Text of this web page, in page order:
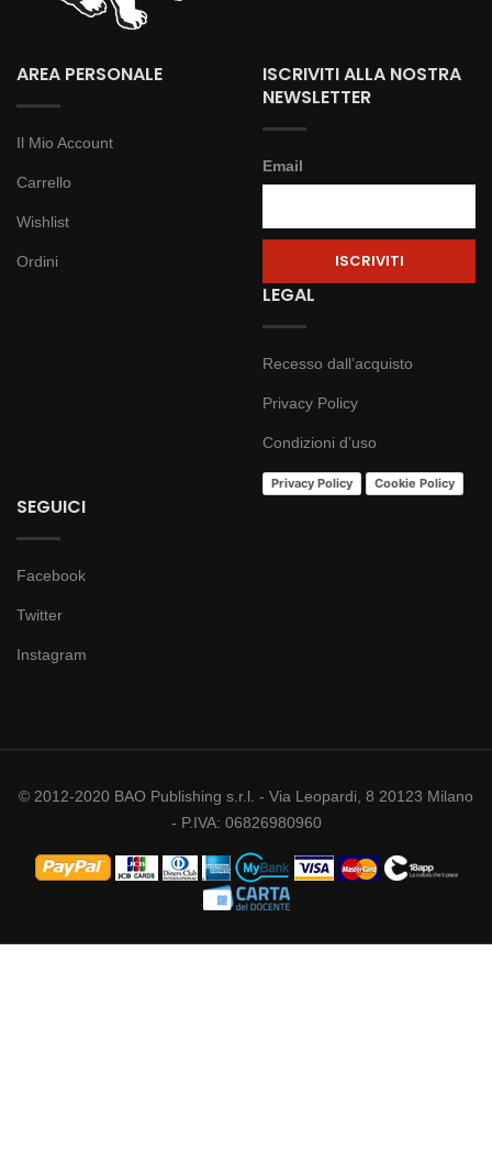
AREA PERSONALE
Il Mio Account
Carrello
Wishlist
Ordini
ISCRIVITI ALLA NOSTRA
NEWSLETTER
Email
LEGAL
Recesso dall’acquisto
Privacy Policy
Condizioni d’uso
Privacy Policy Cookie Policy
SEGUICI
Facebook
Twitter
Instagram
© 2012-2020 BAO Publishing s.r.l. - Via Leopardi, 8 20123 Milano
- P.IVA: 06826980960